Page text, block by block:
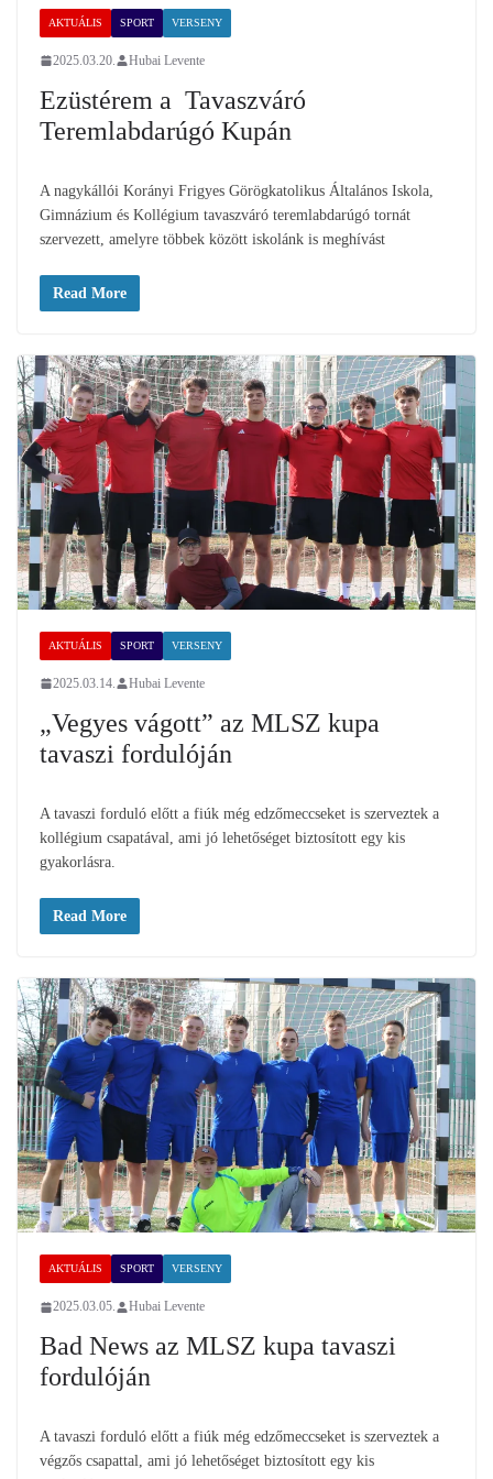
AKTUÁLIS SPORT VERSENY
2025.03.20. Hubai Levente
Ezüstérem a Tavaszváró
Teremlabdarúgó Kupán
A nagykállói Korányi Frigyes Görögkatolikus Általános Iskola,
Gimnázium és Kollégium tavaszváró teremlabdarúgó tornát
szervezett, amelyre többek között iskolánk is meghívást
Read More
AKTUÁLIS SPORT VERSENY
2025.03.14. Hubai Levente
„Vegyes vágott” az MLSZ kupa
tavaszi fordulóján
A tavaszi forduló előtt a fiúk még edzőmeccseket is szerveztek a
kollégium csapatával, ami jó lehetőséget biztosított egy kis
gyakorlásra.
Read More
AKTUÁLIS SPORT VERSENY
2025.03.05. Hubai Levente
Bad News az MLSZ kupa tavaszi
fordulóján
A tavaszi forduló előtt a fiúk még edzőmeccseket is szerveztek a
végzős csapattal, ami jó lehetőséget biztosított egy kis